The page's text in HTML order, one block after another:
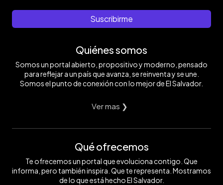
Suscribirme
Quiénes somos
Somos un portal abierto, propositivo y moderno, pensado
para reflejar a un país que avanza, se reinventa y se une.
Somos el punto de conexión con lo mejor de El Salvador.
Ver mas ❯
Qué ofrecemos
Te ofrecemos un portal que evoluciona contigo. Que
informa, pero también inspira. Que te representa. Mostramos
de lo que está hecho El Salvador.